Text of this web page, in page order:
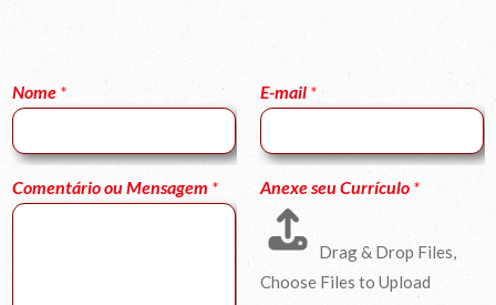
Nome * E-mail *
Comentário ou Mensagem * Anexe seu Currículo *
Drag & Drop Files,
Choose Files to Upload